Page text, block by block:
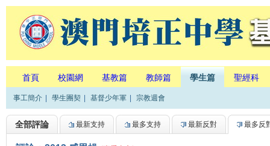
首頁 校園網 基教篇 教師篇 學生篇 聖經科
事工簡介 學生團契 基督少年軍 宗教週會
全部評論 最新支持 最多支持 最新反對 最多反